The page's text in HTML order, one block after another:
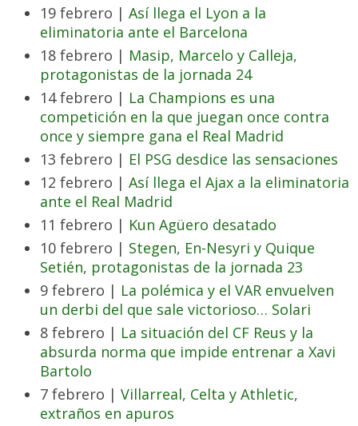
19 febrero | Así llega el Lyon a la
eliminatoria ante el Barcelona
18 febrero | Masip, Marcelo y Calleja,
protagonistas de la jornada 24
14 febrero | La Champions es una
competición en la que juegan once contra
once y siempre gana el Real Madrid
13 febrero | El PSG desdice las sensaciones
12 febrero | Así llega el Ajax a la eliminatoria
ante el Real Madrid
11 febrero | Kun Agüero desatado
10 febrero | Stegen, En-Nesyri y Quique
Setién, protagonistas de la jornada 23
9 febrero | La polémica y el VAR envuelven
un derbi del que sale victorioso… Solari
8 febrero | La situación del CF Reus y la
absurda norma que impide entrenar a Xavi
Bartolo
7 febrero | Villarreal, Celta y Athletic,
extraños en apuros